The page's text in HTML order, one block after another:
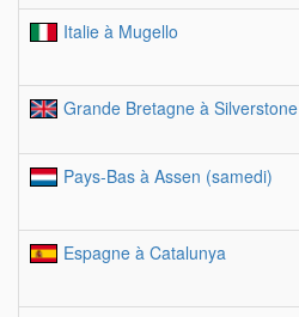
Italie à Mugello
Grande Bretagne à Silverstone
Pays-Bas à Assen (samedi)
Espagne à Catalunya